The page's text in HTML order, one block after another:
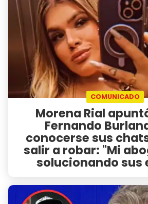
COMUNICADO
Morena Rial
Fernando
conocerse sus
salir a robar: "Mi
solucionando sus